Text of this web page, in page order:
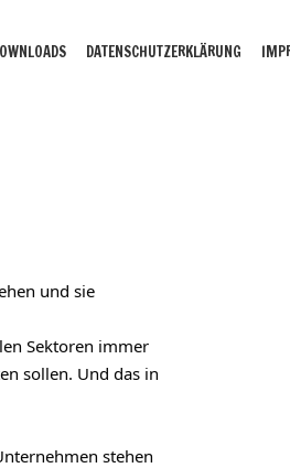
DATENSCHUTZERKLÄRUNG
und sie
Sektoren immer
sollen. Und das in
stehen